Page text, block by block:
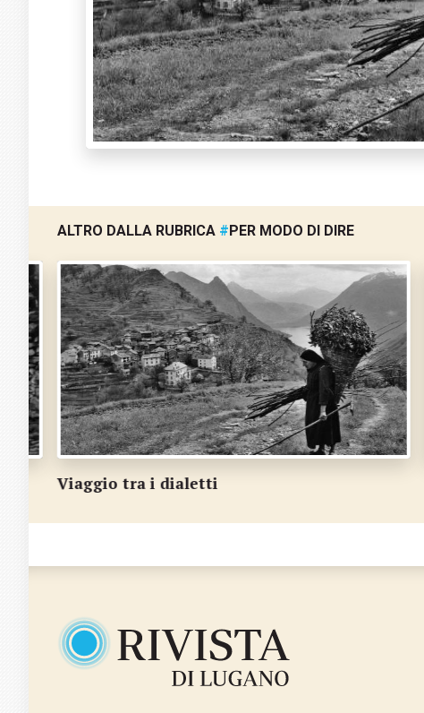
ALTRO DALLA RUBRICA #PER MODO DI DIRE
Dove i dialetti mettono radici
…